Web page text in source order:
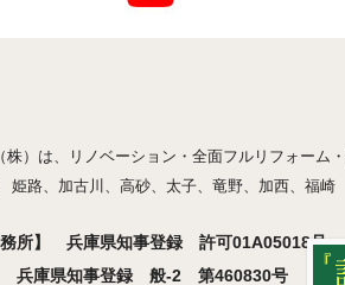
株）は、リノベーション・全面フルリフォーム
路、加古川、高砂、太子、竜野、加西、福崎
務所】 兵庫県知事登録 許可01A05018号
兵庫県知事登録 般-2 第460830号